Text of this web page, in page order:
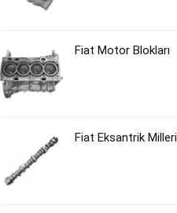
Fiat Motor Blokları
Fiat Eksantrik Milleri